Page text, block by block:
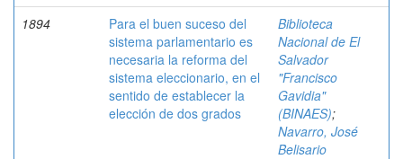
1894
Para el buen suceso del
sistema parlamentario es
necesaria la reforma del
sistema eleccionario, en el
sentido de establecer la
elección de dos grados
Biblioteca
Nacional de El
Salvador
"Francisco
Gavidia"
(BINAES);
Navarro, José
Belisario